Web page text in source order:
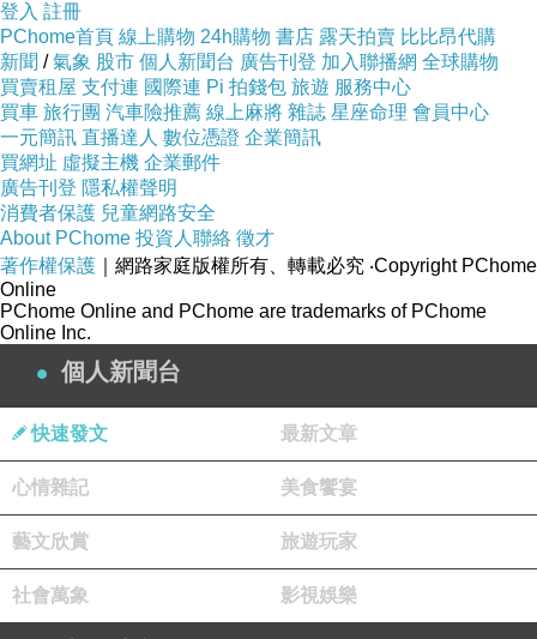
務。我們的業務包含運動休閒鞋面、皮革鞋面以
及人造皮革鞋面的製造。
運動休閒鞋面是我們的重要產品之一。我們掌握
了獨特的生產工藝，將創新與舒適無縫融合，為
顧客提供高品質的運動休閒鞋面。
不論是適應度高的跑鞋，或是時尚舒適的休閒
鞋，德侑實業都能提供專業的製作技術。
對於皮革鞋面，我們了解其需要專業技術與精細
工藝來處理。
我們選用優質的皮料，並利用經驗豐富的技師，
透過精密的裁切和精細的縫製，確保每一雙皮革
鞋面都能展現出細緻的工藝與優雅的質感。
理念的實踐。
我們使用高品質的人造皮革，透過獨特的加工技
鞋面。
無論何種材質，何種風格，德侑實業都能以專業
登入 註冊
PChome首頁 線上購物 24h購物 書店 露天拍賣 比比昂代購
新聞 /氣象 股市 個人新聞台 廣告刊登 加入聯播網 全球購物
買賣租屋 支付連 國際連 Pi 拍錢包 旅遊 服務中心
買車 旅行團 汽車險推薦 線上麻將 雜誌 星座命理 會員中心
一元簡訊 直播達人 數位憑證 企業簡訊
買網址 虛擬主機 企業郵件
廣告刊登 隱私權聲明
消費者保護 兒童網路安全
About PChome 投資人聯絡 徵才
著作權保護 ｜網路家庭版權所有、轉載必究 ‧Copyright PChome
Online
PChome Online and PChome are trademarks of PChome
Online Inc.
個人新聞台
快速發文 最新文章
心情雜記 美食饗宴
藝文欣賞 旅遊玩家
社會萬象 影視娛樂